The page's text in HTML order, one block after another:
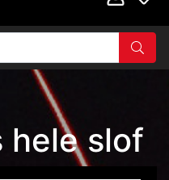
hele slof